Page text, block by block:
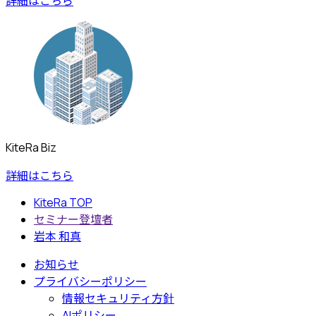
KiteRa Biz
詳細はこちら
KiteRa TOP
セミナー登壇者
岩本 和真
お知らせ
プライバシーポリシー
情報セキュリティ方針